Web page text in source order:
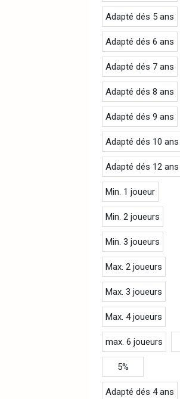
Adapté dés 5 ans
Adapté dés 6 ans
Adapté dés 7 ans
Adapté dés 8 ans
Adapté dés 9 ans
Adapté dés 10 ans
Adapté dés 12 ans
Min. 1 joueur
Min. 2 joueurs
Min. 3 joueurs
Max. 2 joueurs
Max. 3 joueurs
Max. 4 joueurs
max. 6 joueurs
5%
Adapté dés 4 ans